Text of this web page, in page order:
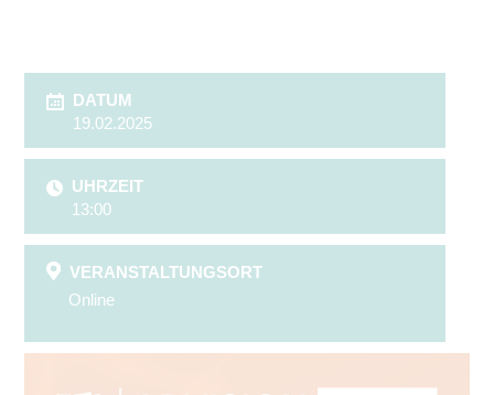
DATUM
19.02.2025
UHRZEIT
13:00
VERANSTALTUNGSORT
Online